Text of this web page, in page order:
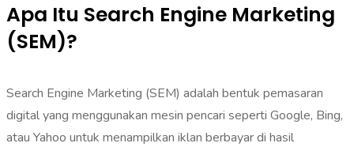
Apa Itu Search Engine Marketing
(SEM)?
Search Engine Marketing (SEM) adalah bentuk pemasaran
digital yang menggunakan mesin pencari seperti Google, Bing,
atau Yahoo untuk menampilkan iklan berbayar di hasil